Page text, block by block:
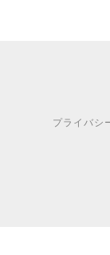
プライバシ